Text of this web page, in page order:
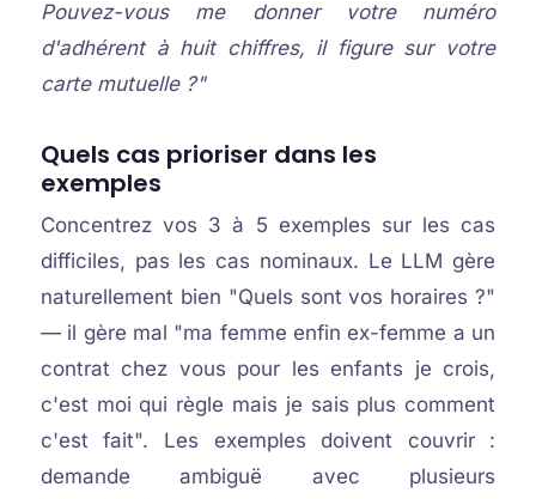
Pouvez-vous me donner votre numéro
d'adhérent à huit chiffres, il figure sur votre
carte mutuelle ?"
Quels cas prioriser dans les
exemples
Concentrez vos 3 à 5 exemples sur les cas
difficiles, pas les cas nominaux. Le LLM gère
naturellement bien "Quels sont vos horaires ?"
— il gère mal "ma femme enfin ex-femme a un
contrat chez vous pour les enfants je crois,
c'est moi qui règle mais je sais plus comment
c'est fait". Les exemples doivent couvrir :
demande ambiguë avec plusieurs